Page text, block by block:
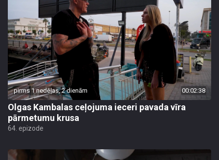
pirms 1 nedēļas, 2 dienām 00:02:38
Olgas Kambalas ceļojuma ieceri pavada vīra
pārmetumu krusa
64. epizode